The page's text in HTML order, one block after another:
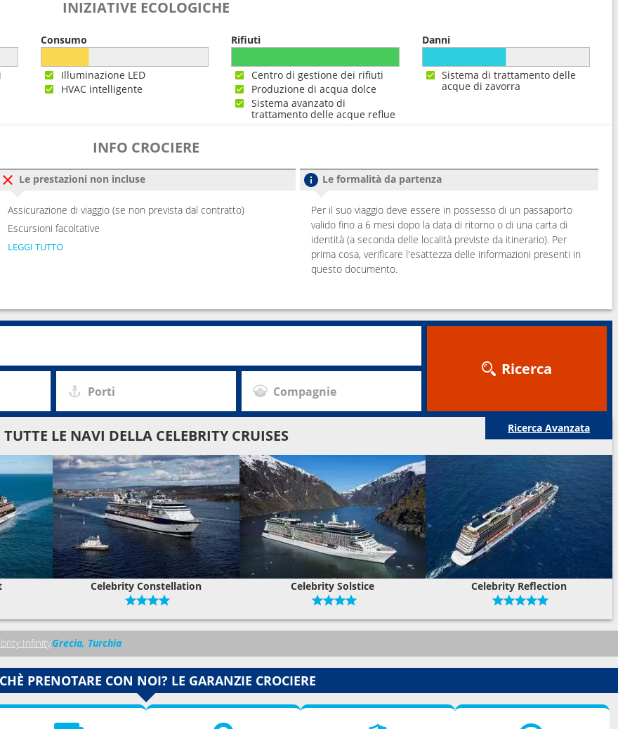
INIZIATIVE ECOLOGICHE
Consumo
Illuminazione LED
HVAC intelligente
Rifiuti
Centro di gestione dei rifiuti
Produzione di acqua dolce
Sistema avanzato di
trattamento delle acque reflue
Danni
Sistema di trattamento delle
acque di zavorra
INFO CROCIERE
Le prestazioni non incluse
Assicurazione di viaggio (se non prevista dal contratto)
Escursioni facoltative
LEGGI TUTTO
Le formalità da partenza
Per il suo viaggio deve essere in possesso di un passaporto
valido fino a 6 mesi dopo la data di ritorno o di una carta di
identità (a seconda delle località previste da itinerario). Per
prima cosa, verificare l'esattezza delle informazioni presenti in
questo documento.
Porti Compagnie
Ricerca
Ricerca Avanzata
TUTTE LE NAVI DELLA CELEBRITY CRUISES
Celebrity Constellation Celebrity Solstice Celebrity Reflection
InfinityGrecia, Turchia
PRENOTARE CON NOI? LE GARANZIE CROCIERE